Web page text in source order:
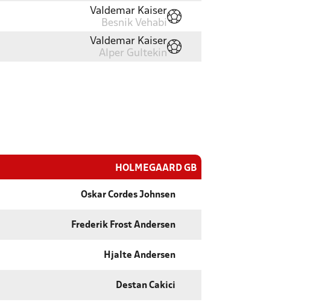
Valdemar Kaiser
Besnik Vehabi
Valdemar Kaiser
Alper Gultekin
HOLMEGAARD GB
Oskar Cordes Johnsen
Frederik Frost Andersen
Hjalte Andersen
Destan Cakici